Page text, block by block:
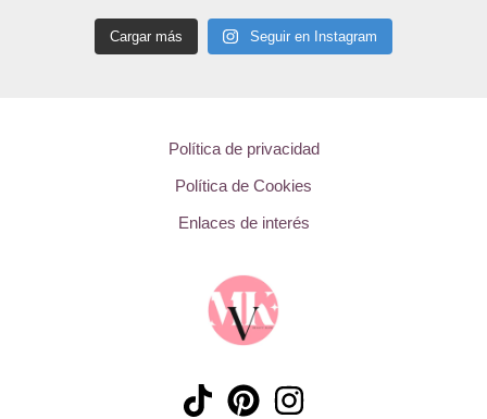
Cargar más Seguir en Instagram
Política de privacidad
Política de Cookies
Enlaces de interés